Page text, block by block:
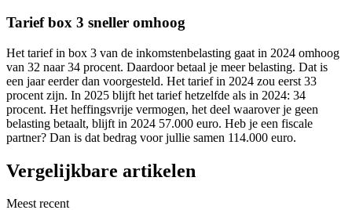
Tarief box 3 sneller omhoog
Het tarief in box 3 van de inkomstenbelasting gaat in 2024 omhoog
van 32 naar 34 procent. Daardoor betaal je meer belasting. Dat is
een jaar eerder dan voorgesteld. Het tarief in 2024 zou eerst 33
procent zijn. In 2025 blijft het tarief hetzelfde als in 2024: 34
procent. Het heffingsvrije vermogen, het deel waarover je geen
belasting betaalt, blijft in 2024 57.000 euro. Heb je een fiscale
partner? Dan is dat bedrag voor jullie samen 114.000 euro.
Vergelijkbare artikelen
Meest recent